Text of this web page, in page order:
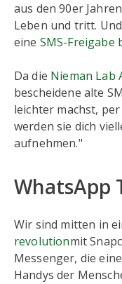
aus den 90er
Leben und tritt.
eine SMS-Freigabe
Da die Nieman Lab
bescheidene alte
leichter machst,
werden sie dich
aufnehmen."
WhatsApp
Wir sind mitten in
revolutionmit
Messenger, die
Handys der